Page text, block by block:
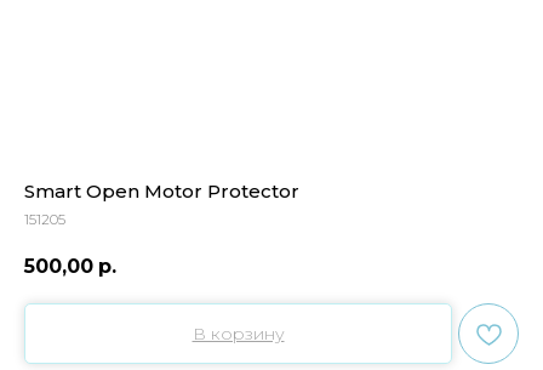
Smart Open Motor Protector
151205
500,00 р.
В корзину